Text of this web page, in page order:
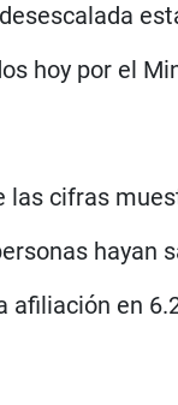
hoy por el
las cifras
hayan
en